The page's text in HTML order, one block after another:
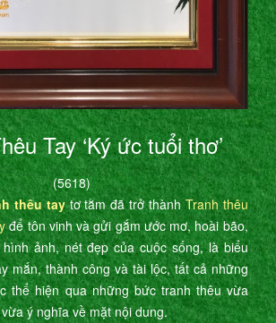
Tay ‘Ký ức tuổi thơ’
(5618)
thêu taytơ tằm đã trở thànhTranh thêu
để tôn vinh và gửi gắm ước mơ, hoài bão,
ảnh, nét đẹp của cuộc sống, là biểu
mắn, thành công và tài lộc, tất cả những
thể hiện qua những bức tranh thêu vừa
ý nghĩa về mặt nội dung.